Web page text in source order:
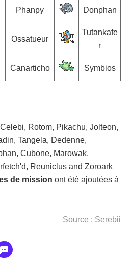
Phanpy Donphan
Ossatueur
Tutankafe
r
Canarticho Symbios
Rotom, Pikachu, Jolteon,
Tangela, Dedenne,
Cubone, Marowak,
Reuniclus and Zoroark
de mission ont été ajoutées à
Source : Serebii